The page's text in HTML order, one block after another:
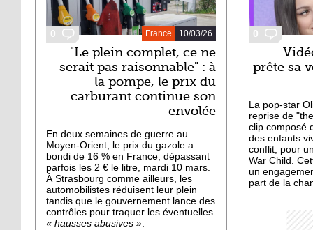
0 10/03/26
France
"Le plein complet, ce ne
serait pas raisonnable" : à
la pompe, le prix du
carburant continue son
envolée
En deux semaines de guerre au
Moyen-Orient, le prix du gazole a
bondi de 16 ­؜% en France, dépassant
parfois les 2 € le litre, mardi 10 mars.
À Strasbourg comme ailleurs, les
automobilistes réduisent leur plein
tandis que le gouvernement lance des
contrôles pour traquer les éventuelles
« hausses abusives ».
0
prête sa
La pop-star
reprise de
clip composé
des enfants
conflit, pour
War Child.
un
part de la